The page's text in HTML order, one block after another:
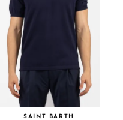
SAINT BARTH